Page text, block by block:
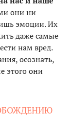
они ни
эмоции. Их
даже самые
нам вред.
осознать,
этого они